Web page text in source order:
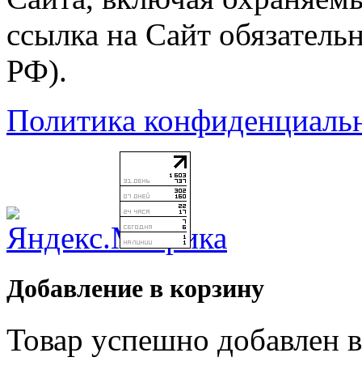
ссылка на Сайт
РФ).
Политика
Добавление в корзину
Товар успешно добавлен